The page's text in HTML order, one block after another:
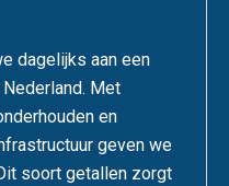
dagelijks aan een
Met
en
geven we
soort getallen zorgt